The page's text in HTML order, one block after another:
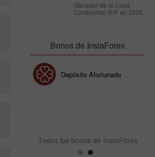
Ganador de la Copa
Continental IIHF en 2005
Bonos de InstaForex
Depósito Afortunado
Todos los bonos de InstaForex